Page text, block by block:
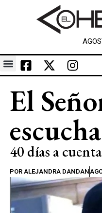
El
40 días a
POR ALEJANDRA DANDAN